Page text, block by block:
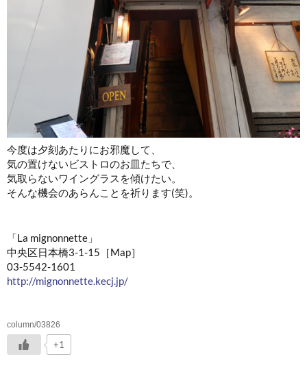
今度は夕刻あたりにお邪魔して、
気の置けないビストロのお皿たちで、
気取らないワイングラスを傾けたい。
そんな機会のあらんことを祈ります(笑)。
「La mignonnette」
中央区日本橋3-1-15［Map］
03-5542-1601
http://mignonnette.kecj.jp/
column/03826
+1